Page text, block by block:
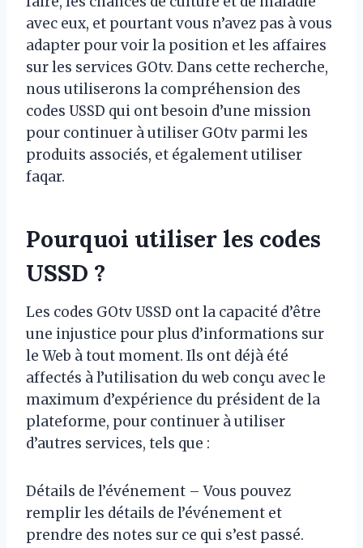
avec eux, et pourtant vous n’avez pas à vous
adapter pour voir la position et les affaires
sur les services GOtv. Dans cette recherche,
nous utiliserons la compréhension des
codes USSD qui ont besoin d’une mission
pour continuer à utiliser GOtv parmi les
produits associés, et également utiliser
faqar.
Pourquoi utiliser les codes
USSD ?
Les codes GOtv USSD ont la capacité d’être
une injustice pour plus d’informations sur
le Web à tout moment. Ils ont déjà été
affectés à l’utilisation du web conçu avec le
maximum d’expérience du président de la
plateforme, pour continuer à utiliser
d’autres services, tels que :
Détails de l’événement – Vous pouvez
remplir les détails de l’événement et
prendre des notes sur ce qui s’est passé.